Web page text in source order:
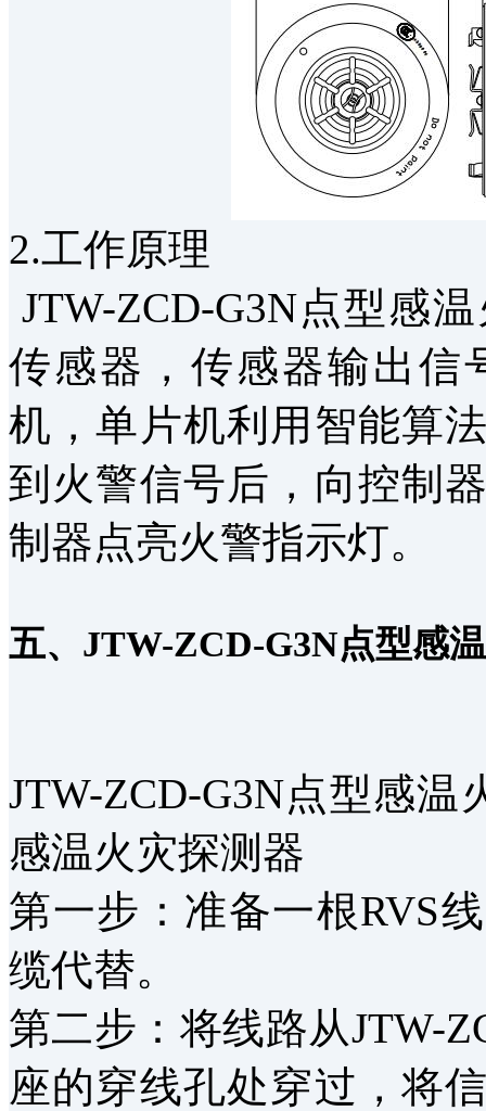
2.工作原理
JTW-ZCD-G3N点型感
传感器，传感器输出信
机，单片机利用智能算
到火警信号后，向控制
制器点亮火警指示灯。
五、JTW-ZCD-G3N点型感
JTW-ZCD-G3N点型感温
感温火灾探测器
第一步：准备一根RVS
缆代替。
第二步：将线路从JTW-
座的穿线孔处穿过，将